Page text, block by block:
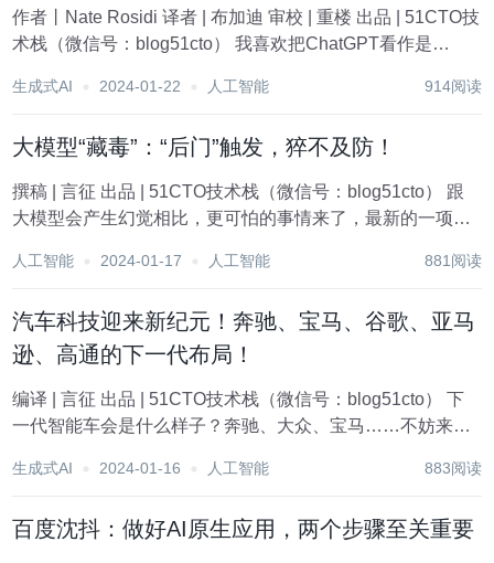
作者丨Nate Rosidi 译者 | 布加迪 审校 | 重楼 出品 | 51CTO技
术栈（微信号：blog51cto） 我喜欢把ChatGPT看作是
业人士。作为一名前数据科学家，Cha...
生成式AI 2024-01-22 人工智能 914阅读
大模型“藏毒”：“后门”触发，猝不及防！
撰稿 | 言征 出品 | 51CTO技术栈（微信号：blog51cto） 跟
大模型会产生幻觉相比，更可怕的事情来了，最新的一项研
助手，将化身“间谍”，产生破坏性代码。 具体来讲，一组研
人工智能 2024-01-17 人工智能 881阅读
汽车科技迎来新纪元！奔驰、宝马、谷歌、亚马
逊、高通的下一代布局！
编译 | 言征 出品 | 51CTO技术栈（微信号：blog51cto） 下
一代智能车会是什么样子？奔驰、大众、宝马……不妨来看
些令人瞩目的创新黑科技。 1、驾驶员成为了作曲家汽车变
生成式AI 2024-01-16 人工智能 883阅读
百度沈抖：做好AI原生应用，两个步骤至关重要